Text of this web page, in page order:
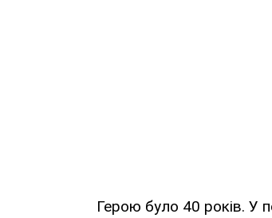
Герою було 40 років. У